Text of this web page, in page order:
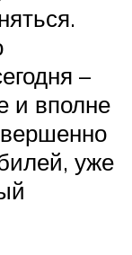
–
и вполне
уже